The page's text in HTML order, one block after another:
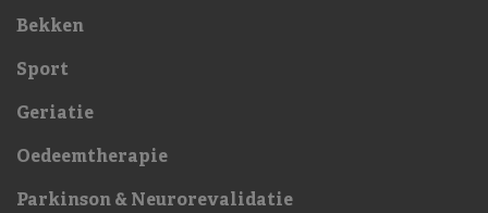
Bekken
Sport
Geriatie
Oedeemtherapie
Parkinson & Neurorevalidatie